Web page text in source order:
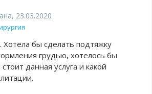
23.03.2020
Хотела бы сделать подтяжку
грудью, хотелось бы
данная услуга и какой